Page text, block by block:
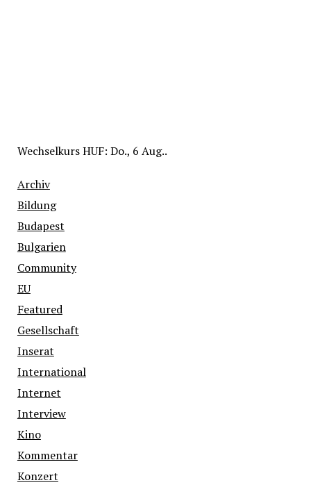
WechselkursHUF: Do., 6 Aug..
Archiv
Bildung
Budapest
Bulgarien
Community
EU
Featured
Gesellschaft
Inserat
International
Internet
Interview
Kino
Kommentar
Konzert